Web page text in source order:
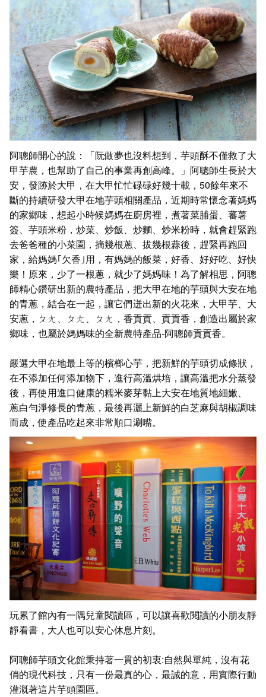
阿聰師開心的說：「阮做夢也沒料想到，芋頭酥不僅救了大
甲芋農，也幫助了自己的事業再創高峰。」阿聰師生長於大
安，發跡於大甲，在大甲忙忙碌碌好幾十載，50餘年來不
斷的持續研發大甲在地芋頭相關產品，近期時常懷念著媽媽
的家鄉味，想起小時候媽媽在廚房裡，煮著菜脯蛋、蕃薯
簽、芋頭米粉，炒菜、炒飯、炒麵、炒米粉時，就會趕緊跑
去爸爸種的小菜園，摘幾根蔥、拔幾根蒜後，趕緊再跑回
家，給媽媽｢欠香｣用，有媽媽的飯菜，好香、好好吃、好快
樂！原來，少了一根蔥，就少了媽媽味！為了解相思，阿聰
師精心鑽研出新的農特產品，把大甲在地的芋頭與大安在地
的青蔥，結合在一起，讓它們迸出新的火花來，大甲芋、大
安蔥，ㄆㄤ、ㄆㄤ、ㄆㄤ，香貢貢、貢貢香，創造出屬於家
鄉味，也屬於媽媽味的全新農特產品-阿聰師貢貢香。
嚴選大甲在地最上等的檳榔心芋，把新鮮的芋頭切成條狀，
在不添加任何添加物下，進行高溫烘培，讓高溫把水分蒸發
後，再使用進口健康的糯米麥芽黏上大安在地質地細嫩、
蔥白勻淨修長的青蔥，最後再灑上新鮮的白芝麻與胡椒調味
而成，使產品吃起來非常順口涮嘴。
玩累了館內有一隅兒童閱讀區，可以讓喜歡閱讀的小朋友靜
靜看書，大人也可以安心休息片刻。
阿聰師芋頭文化館秉持著一貫的初衷:自然與單純，沒有花
俏的現代科技，只有一份最真的心，最誠的意，用實際行動
灌溉著這片芋頭園區。